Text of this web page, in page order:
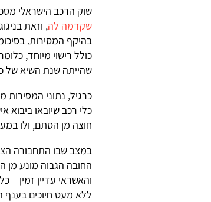
שוק הרכב הישראלי
שקדמה לה, וזאת
שהייתה שנת השיא של
כרגיל, נתוני
כלי רכב שיובאו ביבוא
חוצה מן הסתם, ולו במעט, את קו ה-300
במצב שבו התחבורה
החובה הגבוה מונע מן
ללא מעט חיוכים בענף